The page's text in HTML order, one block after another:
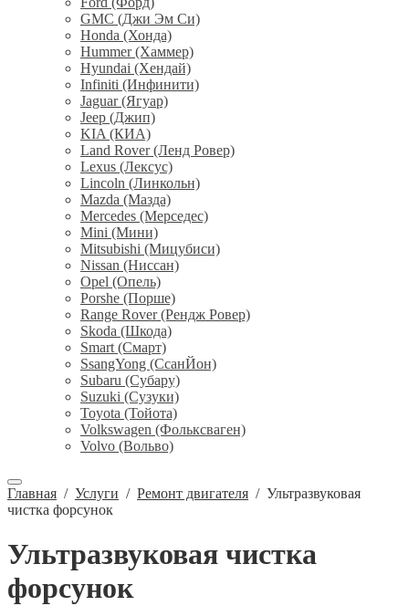
GMC (Джи Эм Си)
Honda (Хонда)
Hummer (Хаммер)
Hyundai (Хендай)
Infiniti (Инфинити)
Jaguar (Ягуар)
Jeep (Джип)
KIA (КИА)
Land Rover (Ленд Ровер)
Lexus (Лексус)
Lincoln (Линкольн)
Mazda (Мазда)
Mercedes (Мерседес)
Mini (Мини)
Mitsubishi (Мицубиси)
Nissan (Ниссан)
Opel (Опель)
Porshe (Порше)
Range Rover (Рендж Ровер)
Skoda (Шкода)
Smart (Смарт)
SsangYong (СсанЙон)
Subaru (Субару)
Suzuki (Сузуки)
Toyota (Тойота)
Volkswagen (Фольксваген)
Volvo (Вольво)
Главная / Услуги / Ремонт двигателя / Ультразвуковая
чистка форсунок
Ультразвуковая чистка
форсунок